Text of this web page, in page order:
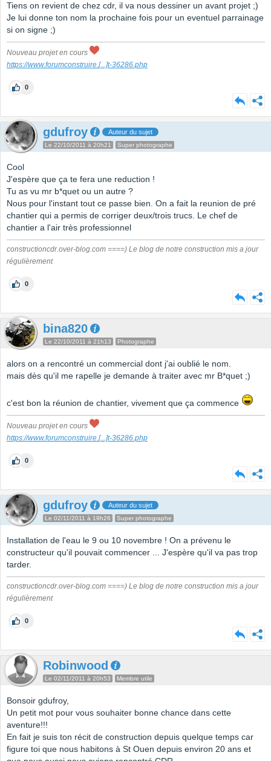
Tiens on revient de chez cdr, il va nous dessiner un avant projet ;)
Je lui donne ton nom la prochaine fois pour un eventuel parrainage
si on signe ;)
Nouveau projet en cours
https://www.forumconstruire.[...]t-36286.php
0
gdufroy Auteur du sujet
Le 22/10/2011 à 20h21 Super photographe
Cool
J'espère que ça te fera une reduction !
Tu as vu mr b*quet ou un autre ?
Nous pour l'instant tout ce passe bien. On a fait la reunion de pré
chantier qui a permis de corriger deux/trois trucs. Le chef de
chantier a l'air très professionnel
constructioncdr.over-blog.com ====) Le blog de notre construction mis a jour
régulièrement
0
bina820
Le 22/10/2011 à 21h13 Photographe
alors on a rencontré un commercial dont j'ai oublié le nom.
mais dès qu'il me rapelle je demande à traiter avec mr B*quet ;)
c'est bon la réunion de chantier, vivement que ça commence
Nouveau projet en cours
https://www.forumconstruire.[...]t-36286.php
0
gdufroy Auteur du sujet
Le 02/11/2011 à 19h26 Super photographe
Installation de l'eau le 9 ou 10 novembre ! On a prévenu le
constructeur qu'il pouvait commencer ... J'espère qu'il va pas trop
tarder.
constructioncdr.over-blog.com ====) Le blog de notre construction mis a jour
régulièrement
0
Robinwood
Le 02/11/2011 à 20h53 Membre utile
Bonsoir gdufroy,
Un petit mot pour vous souhaiter bonne chance dans cette
aventure!!!
En fait je suis ton récit de construction depuis quelque temps car
figure toi que nous habitons à St Ouen depuis environ 20 ans et